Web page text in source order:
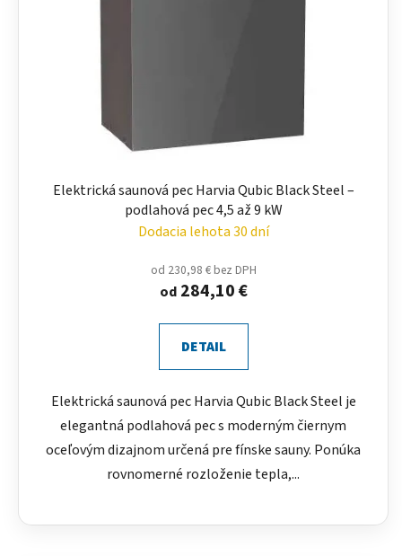
Elektrická saunová pec Harvia Qubic Black Steel –
podlahová pec 4,5 až 9 kW
Dodacia lehota 30 dní
od 230,98 € bez DPH
od284,10 €
DETAIL
Elektrická saunová pec Harvia Qubic Black Steel je
elegantná podlahová pec s moderným čiernym
oceľovým dizajnom určená pre fínske sauny. Ponúka
rovnomerné rozloženie tepla,...